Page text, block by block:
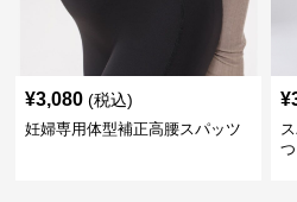
¥3,080 (税込)
妊婦専用体型補正高腰スパッツ
¥